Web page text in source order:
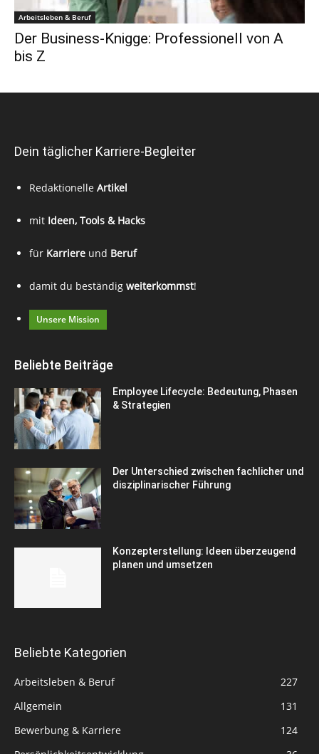
Arbeitsleben & Beruf
Der Business-Knigge: Professionell von A
bis Z
Dein täglicher Karriere-Begleiter
Redaktionelle Artikel
mit Ideen, Tools & Hacks
für Karriere und Beruf
damit du beständig weiterkommst!
Unsere Mission
Beliebte Beiträge
Employee Lifecycle: Bedeutung, Phasen
& Strategien
Der Unterschied zwischen fachlicher und
disziplinarischer Führung
Konzepterstellung: Ideen überzeugend
planen und umsetzen
Beliebte Kategorien
Arbeitsleben & Beruf
227
Allgemein
131
Bewerbung & Karriere
124